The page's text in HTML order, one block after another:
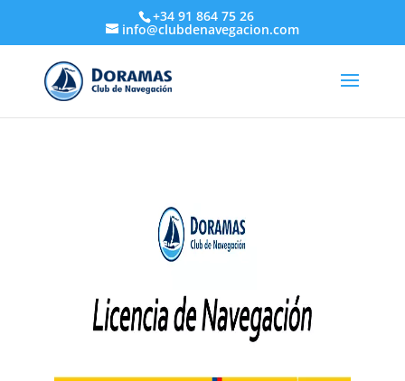
+34 91 864 75 26
info@clubdenavegacion.com